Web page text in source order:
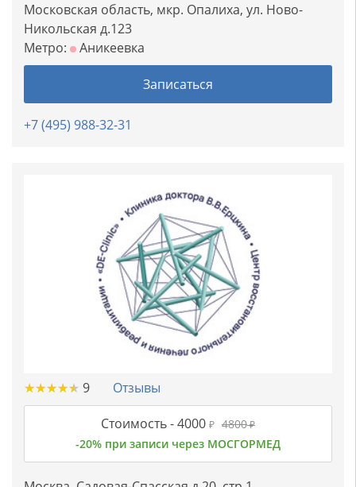
Московская область, мкр. Опалиха, ул. Ново-
Никольская д.123
Метро:
Аникеевка
Записаться
+7 (495) 988-32-31
★★★★★
★★★★★ 9 Отзывы
Стоимость -4000 ₽ 4800₽
-20% при записи через МОСГОРМЕД